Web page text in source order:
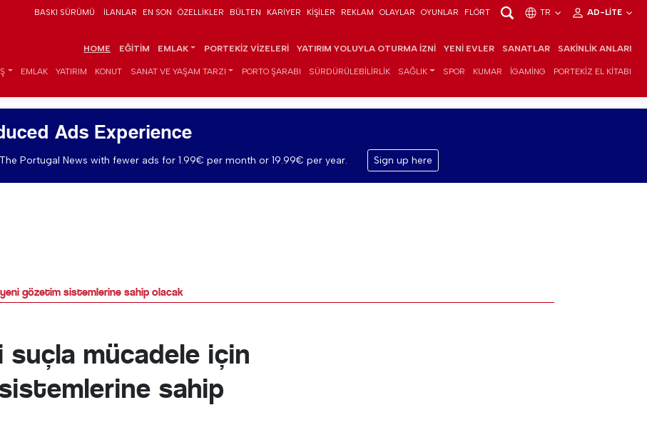
BASKI SÜRÜMÜ İLANLAR EN SON ÖZELLIKLER BÜLTEN KARIYER KIŞILER REKLAM OLAYLAR OYUNLAR FLÖRT TR AD-LITE
HOME EĞITIM EMLAK PORTEKIZ VIZELERI YATIRIM YOLUYLA OTURMA İZNI YENI EVLER SANATLAR SAKINLIK ANLARI
EMLAK YATIRIM KONUT SANAT VE YAŞAM TARZI PORTO ŞARABI SÜRDÜRÜLEBILIRLIK SAĞLIK SPOR KUMAR IGAMING PORTEKIZ EL KITABI
Ads Experience
Portugal News with fewer ads for 1.99€ per month or 19.99€ per year. Sign up here
gözetim sistemlerine sahip olacak
mücadele için
sahip